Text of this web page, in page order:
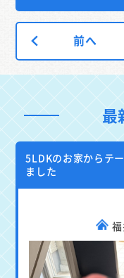
前へ
最
5LDKのお家からテ
ました